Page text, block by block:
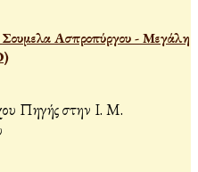
Ασπροπύργου - Μεγάλη